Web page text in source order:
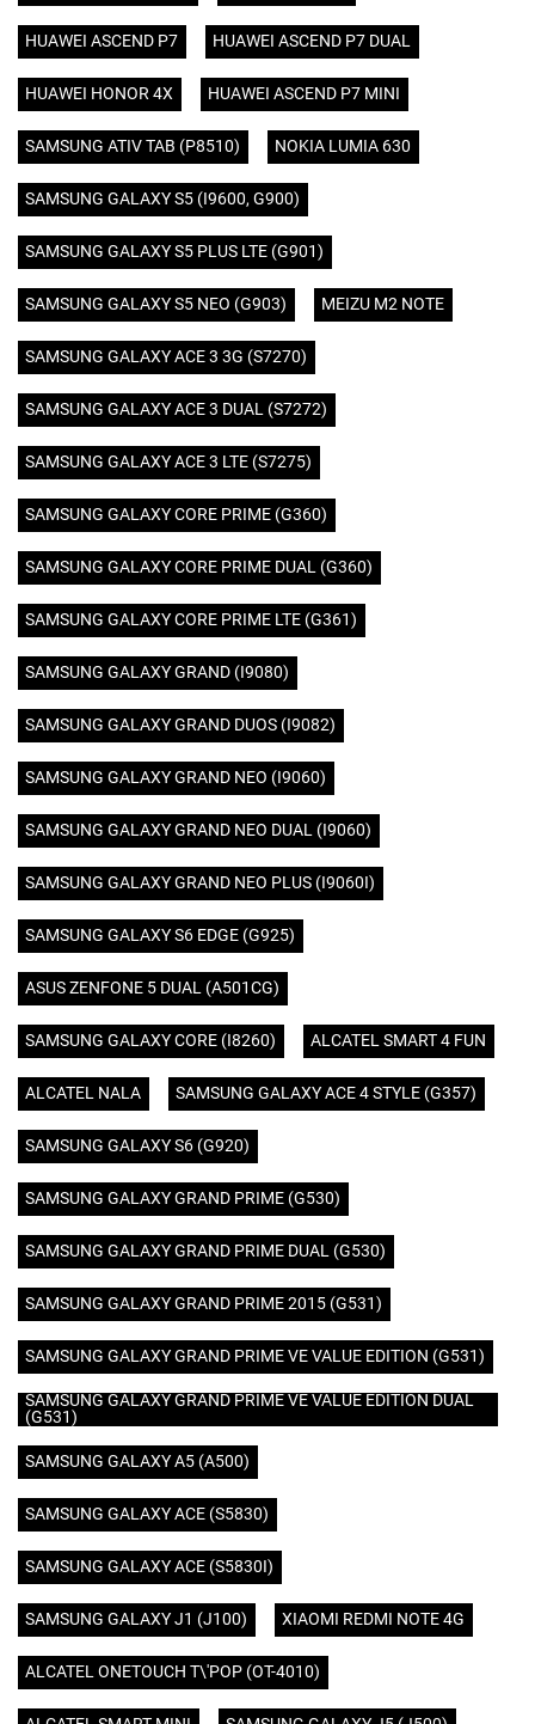
HUAWEI ASCEND P7 HUAWEI ASCEND P7 DUAL
HUAWEI HONOR 4X HUAWEI ASCEND P7 MINI
SAMSUNG ATIV TAB (P8510) NOKIA LUMIA 630
SAMSUNG GALAXY S5 (I9600, G900)
SAMSUNG GALAXY S5 PLUS LTE (G901)
SAMSUNG GALAXY S5 NEO (G903) MEIZU M2 NOTE
SAMSUNG GALAXY ACE 3 3G (S7270)
SAMSUNG GALAXY ACE 3 DUAL (S7272)
SAMSUNG GALAXY ACE 3 LTE (S7275)
SAMSUNG GALAXY CORE PRIME (G360)
SAMSUNG GALAXY CORE PRIME DUAL (G360)
SAMSUNG GALAXY CORE PRIME LTE (G361)
SAMSUNG GALAXY GRAND (I9080)
SAMSUNG GALAXY GRAND DUOS (I9082)
SAMSUNG GALAXY GRAND NEO (I9060)
SAMSUNG GALAXY GRAND NEO DUAL (I9060)
SAMSUNG GALAXY GRAND NEO PLUS (I9060I)
SAMSUNG GALAXY S6 EDGE (G925)
ASUS ZENFONE 5 DUAL (A501CG)
SAMSUNG GALAXY CORE (I8260) ALCATEL SMART 4 FUN
ALCATEL NALA SAMSUNG GALAXY ACE 4 STYLE (G357)
SAMSUNG GALAXY S6 (G920)
SAMSUNG GALAXY GRAND PRIME (G530)
SAMSUNG GALAXY GRAND PRIME DUAL (G530)
SAMSUNG GALAXY GRAND PRIME 2015 (G531)
SAMSUNG GALAXY GRAND PRIME VE VALUE EDITION (G531)
SAMSUNG GALAXY GRAND PRIME VE VALUE EDITION DUAL
(G531)
SAMSUNG GALAXY A5 (A500)
SAMSUNG GALAXY ACE (S5830)
SAMSUNG GALAXY ACE (S5830I)
SAMSUNG GALAXY J1 (J100) XIAOMI REDMI NOTE 4G
ALCATEL ONETOUCH T\'POP (OT-4010)